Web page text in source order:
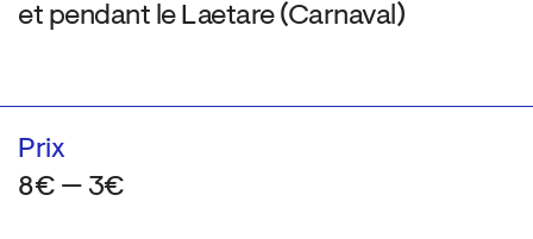
et pendant le Laetare (Carnaval)
Prix
8€ — 3€